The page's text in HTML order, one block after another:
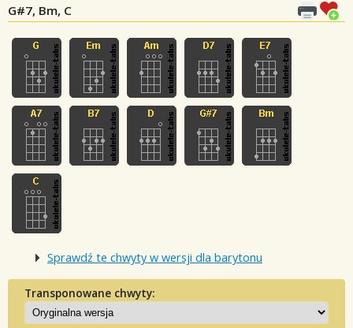
G#7, Bm, C
Sprawdź te chwyty w wersji dla barytonu
Transponowane chwyty: